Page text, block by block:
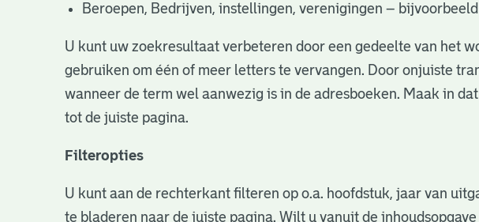
Beroepen, Bedrijven, instellingen, verenigingen –
U kunt uw zoekresultaat verbeteren door een gedeelte van het
gebruiken om één of meer letters te vervangen. Door onjuiste
wanneer de term wel aanwezig is in de adresboeken. Maak in
tot de juiste pagina.
Filteropties
U kunt aan de rechterkant filteren op o.a. hoofdstuk, jaar van
te bladeren naar de juiste pagina. Wilt u vanuit de